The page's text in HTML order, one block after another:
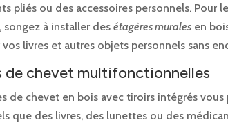
pliés ou des accessoires personnels. Pour
songez à installer desétagères murales en
vos livres et autres objets personnels sans
de chevet multifonctionnelles
de chevet en bois avec tiroirs intégrés
que des livres, des lunettes ou des